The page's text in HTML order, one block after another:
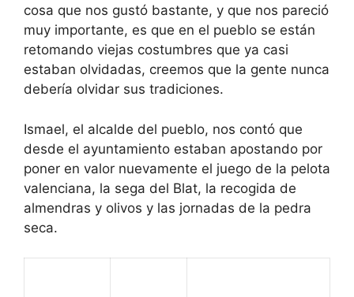
cosa que nos gustó bastante, y que nos pareció
muy importante, es que en el pueblo se están
retomando viejas costumbres que ya casi
estaban olvidadas, creemos que la gente nunca
debería olvidar sus tradiciones.
Ismael, el alcalde del pueblo, nos contó que
desde el ayuntamiento estaban apostando por
poner en valor nuevamente el juego de la pelota
valenciana, la sega del Blat, la recogida de
almendras y olivos y las jornadas de la pedra
seca.